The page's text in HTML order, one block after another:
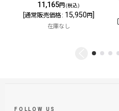
11,165円 (税込)
通常販売価格: 15,950 円]
在庫なし
FOLLOW US